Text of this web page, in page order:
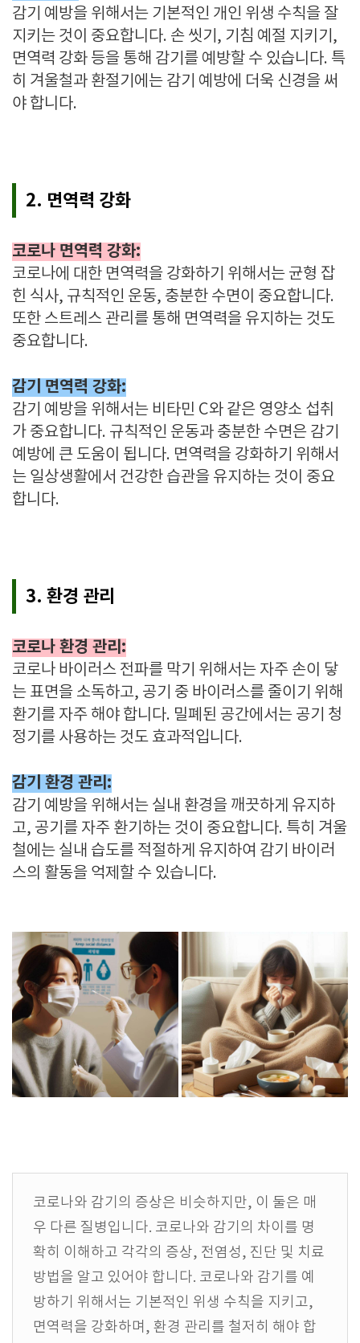
감기 예방을 위해서는 기본적인 개인 위생 수칙을 잘
지키는 것이 중요합니다. 손 씻기, 기침 예절 지키기,
면역력 강화 등을 통해 감기를 예방할 수 있습니다. 특
히 겨울철과 환절기에는 감기 예방에 더욱 신경을 써
야 합니다.
2. 면역력 강화
코로나 면역력 강화:
코로나에 대한 면역력을 강화하기 위해서는 균형 잡
힌 식사, 규칙적인 운동, 충분한 수면이 중요합니다.
또한 스트레스 관리를 통해 면역력을 유지하는 것도
중요합니다.
감기 면역력 강화:
감기 예방을 위해서는 비타민 C와 같은 영양소 섭취
가 중요합니다. 규칙적인 운동과 충분한 수면은 감기
예방에 큰 도움이 됩니다. 면역력을 강화하기 위해서
는 일상생활에서 건강한 습관을 유지하는 것이 중요
합니다.
3. 환경 관리
코로나 환경 관리:
코로나 바이러스 전파를 막기 위해서는 자주 손이 닿
는 표면을 소독하고, 공기 중 바이러스를 줄이기 위해
환기를 자주 해야 합니다. 밀폐된 공간에서는 공기 청
정기를 사용하는 것도 효과적입니다.
감기 환경 관리:
감기 예방을 위해서는 실내 환경을 깨끗하게 유지하
고, 공기를 자주 환기하는 것이 중요합니다. 특히 겨울
철에는 실내 습도를 적절하게 유지하여 감기 바이러
스의 활동을 억제할 수 있습니다.
코로나와 감기의 증상은 비슷하지만, 이 둘은 매
우 다른 질병입니다. 코로나와 감기의 차이를 명
확히 이해하고 각각의 증상, 전염성, 진단 및 치료
방법을 알고 있어야 합니다. 코로나와 감기를 예
방하기 위해서는 기본적인 위생 수칙을 지키고,
면역력을 강화하며, 환경 관리를 철저히 해야 합